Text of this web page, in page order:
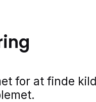
for at finde